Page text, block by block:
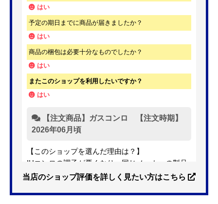
はい
予定の期日までに商品が届きましたか？
はい
商品の梱包は必要十分なものでしたか？
はい
またこのショップを利用したいですか？
はい
【注文商品】ガスコンロ 【注文時期】
2026年06月頃
【このショップを選んだ理由は？】
IHコンロの調子が悪くなり、同じメーカーの製品
を探していました。ただ、3口から2口のものへ変
は需要が少なく製品によっては割高になるとのこ
当店のショップ評価を詳しく見たい方はこちら